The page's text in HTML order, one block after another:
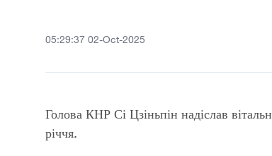
05:29:37 02-Oct-2025
Голова КНР Сі Цзіньпін надіслав
річчя.